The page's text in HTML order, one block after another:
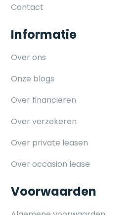
Contact
Informatie
Over ons
Onze blogs
Over financieren
Over verzekeren
Over private leasen
Over occasion lease
Voorwaarden